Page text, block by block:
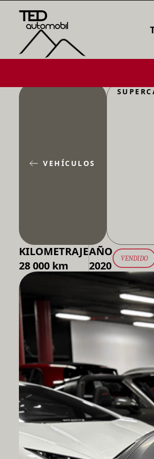
VEHÍCULOS
KILOMETRAJE
28 000 km
AÑO
2020
VENDIDO